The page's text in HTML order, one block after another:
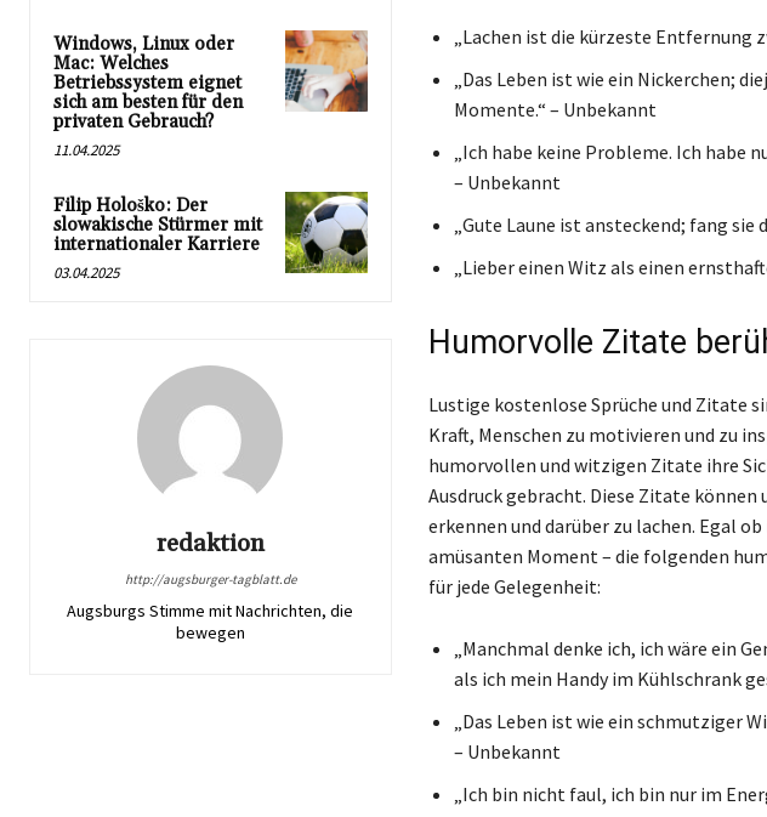
Windows, Linux oder
Mac: Welches
Betriebssystem eignet
sich am besten für den
privaten Gebrauch?
11.04.2025
Filip Hološko: Der
slowakische Stürmer mit
internationaler Karriere
03.04.2025
redaktion
http://augsburger-tagblatt.de
Augsburgs Stimme mit Nachrichten, die
bewegen
„Lachen ist die kürzeste Entfernung
„Das Leben ist wie ein Nickerchen;
Momente.“ – Unbekannt
„Ich habe keine Probleme. Ich habe
– Unbekannt
„Gute Laune ist ansteckend; fang
„Lieber einen Witz als einen
Humorvolle Zitate
Lustige kostenlose Sprüche und Zitate
Kraft, Menschen zu motivieren und zu
humorvollen und witzigen Zitate ihre
Ausdruck gebracht. Diese Zitate
erkennen und darüber zu lachen. Egal
amüsanten Moment – die folgenden
für jede Gelegenheit:
„Manchmal denke ich, ich wäre ein
als ich mein Handy im Kühlschrank
„Das Leben ist wie ein schmutziger
– Unbekannt
„Ich bin nicht faul, ich bin nur im